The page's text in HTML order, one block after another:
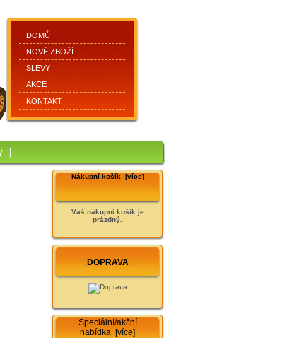
DOMŮ
NOVÉ ZBOŽÍ
SLEVY
AKCE
KONTAKT
Nákupní košík [více]
Váš nákupní košík je
prázdný.
DOPRAVA
Speciální/akční
nabídka [více]